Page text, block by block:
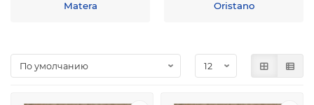
Matera Oristano